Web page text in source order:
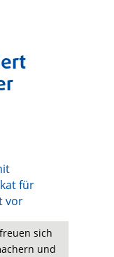
sich
und